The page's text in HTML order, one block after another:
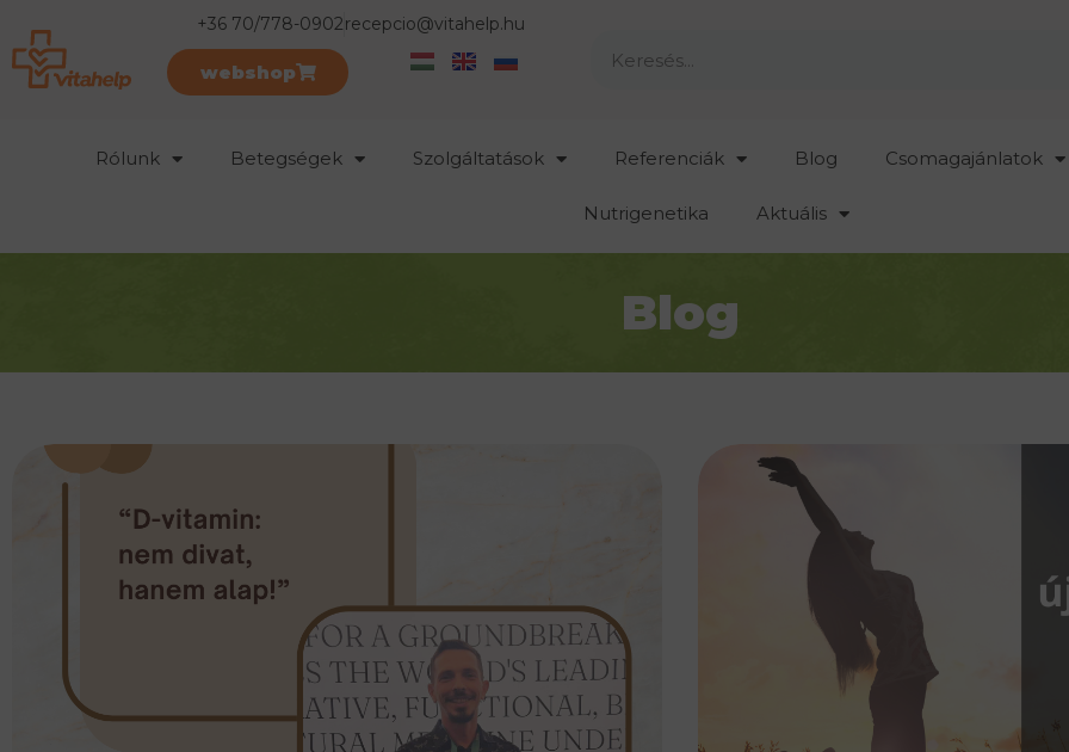
+36 70/778-0902recepcio@vitahelp.hu
webshop
Rólunk Betegségek Szolgáltatások Referenciák Blog Csomagajánlatok
Nutrigenetika Aktuális
Blog